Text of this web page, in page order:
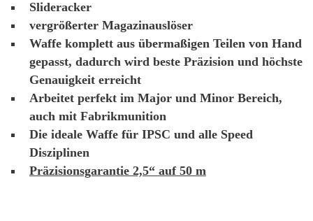
Slideracker
vergrößerter Magazinauslöser
Waffe komplett aus übermaßigen Teilen von Hand
gepasst, dadurch wird beste Präzision und höchste
Genauigkeit erreicht
Arbeitet perfekt im Major und Minor Bereich,
auch mit Fabrikmunition
Die ideale Waffe für IPSC und alle Speed
Disziplinen
Präzisionsgarantie 2,5“ auf 50 m